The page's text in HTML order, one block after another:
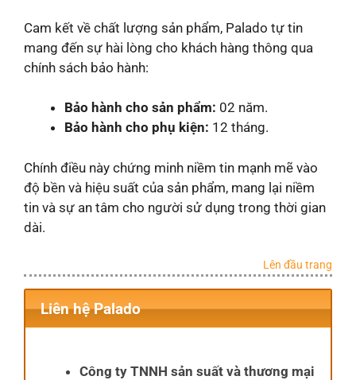
Cam kết về chất lượng sản phẩm, Palado tự tin
mang đến sự hài lòng cho khách hàng thông qua
chính sách bảo hành:
Bảo hành cho sản phẩm: 02 năm.
Bảo hành cho phụ kiện: 12 tháng.
Chính điều này chứng minh niềm tin mạnh mẽ vào
độ bền và hiệu suất của sản phẩm, mang lại niềm
tin và sự an tâm cho người sử dụng trong thời gian
dài.
Lên đầu trang
Liên hệ Palado
Công ty TNNH sản suất và thương mại